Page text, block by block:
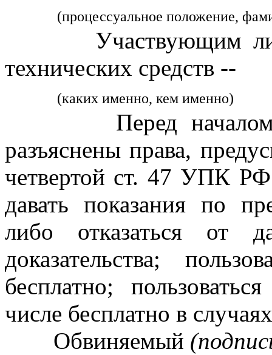
(процессуальное положение,
Участвующим
технических средств --
(каких именно, кем именно)
Перед началом
разъяснены права,
четвертой ст. 47 УПК
давать показания по
либо отказаться от
доказательства;
бесплатно;
числе бесплатно в
Обвиняемый